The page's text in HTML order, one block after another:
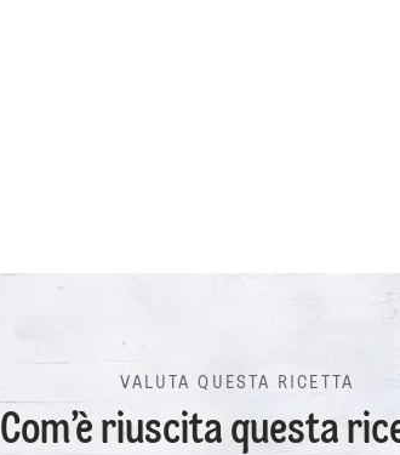
VALUTA QUESTA RICETTA
Com’è riuscita questa